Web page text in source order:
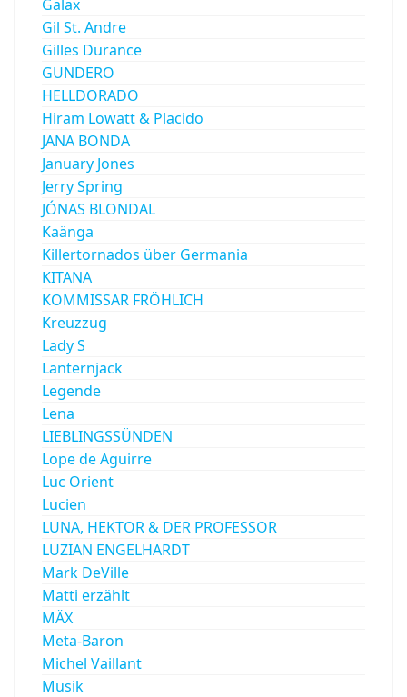
Galax
Gil St. Andre
Gilles Durance
GUNDERO
HELLDORADO
Hiram Lowatt & Placido
JANA BONDA
January Jones
Jerry Spring
JÓNAS BLONDAL
Kaänga
Killertornados über Germania
KITANA
KOMMISSAR FRÖHLICH
Kreuzzug
Lady S
Lanternjack
Legende
Lena
LIEBLINGSSÜNDEN
Lope de Aguirre
Luc Orient
Lucien
LUNA, HEKTOR & DER PROFESSOR
LUZIAN ENGELHARDT
Mark DeVille
Matti erzählt
MÄX
Meta-Baron
Michel Vaillant
Musik